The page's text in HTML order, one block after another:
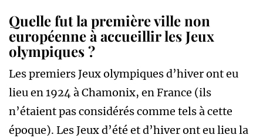
Quelle fut la première ville non
européenne à accueillir les Jeux
olympiques ?
Les premiers Jeux olympiques d’hiver ont eu
lieu en 1924 à Chamonix, en France (ils
n’étaient pas considérés comme tels à cette
époque). Les Jeux d’été et d’hiver ont eu lieu la